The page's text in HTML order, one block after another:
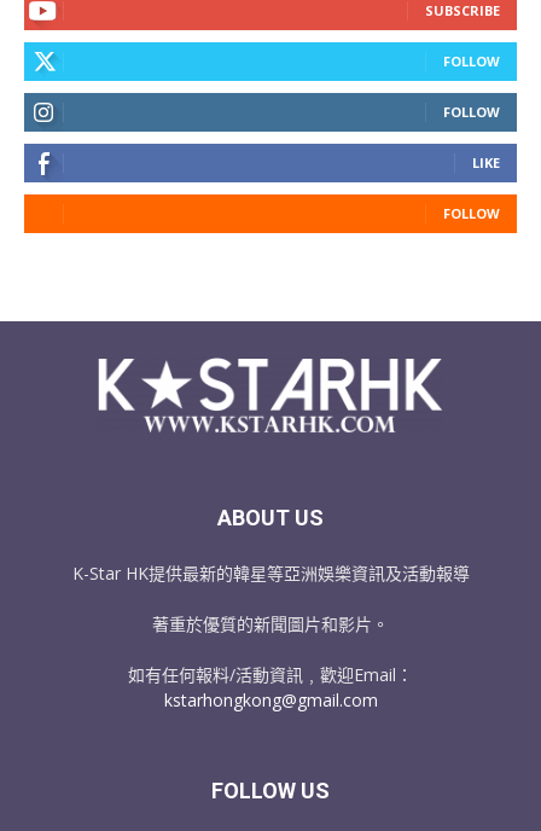
SUBSCRIBE
FOLLOW
FOLLOW
LIKE
FOLLOW
ABOUT US
K-Star HK提供最新的韓星等亞洲娛樂資訊及活動報導
著重於優質的新聞圖片和影片。
如有任何報料/活動資訊﹐歡迎Email：
kstarhongkong@gmail.com
FOLLOW US